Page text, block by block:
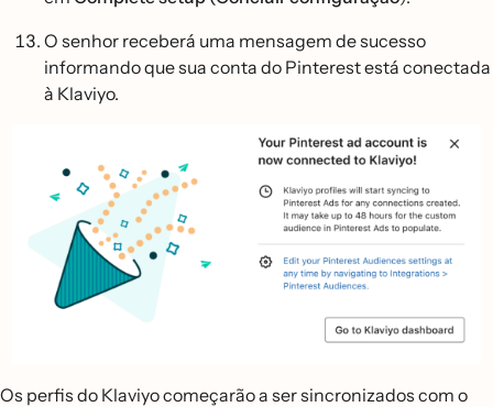
O senhor receberá uma mensagem de sucesso
informando que sua conta do Pinterest está conectada
à Klaviyo.
Os perfis do Klaviyo começarão a ser sincronizados com o